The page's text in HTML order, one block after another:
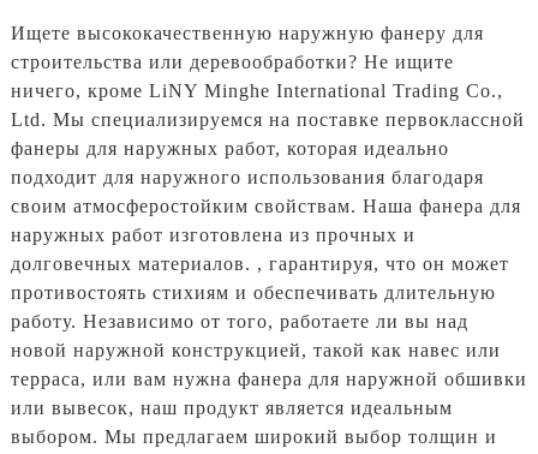
Ищете высококачественную наружную фанеру для
строительства или деревообработки? Не ищите
ничего, кроме LiNY Minghe International Trading Co.,
Ltd. Мы специализируемся на поставке первоклассной
фанеры для наружных работ, которая идеально
подходит для наружного использования благодаря
своим атмосферостойким свойствам. Наша фанера для
наружных работ изготовлена ​​из прочных и
долговечных материалов. , гарантируя, что он может
противостоять стихиям и обеспечивать длительную
работу. Независимо от того, работаете ли вы над
новой наружной конструкцией, такой как навес или
терраса, или вам нужна фанера для наружной обшивки
или вывесок, наш продукт является идеальным
выбором. Мы предлагаем широкий выбор толщин и